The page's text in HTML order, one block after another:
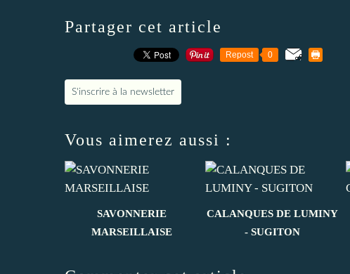
Partager cet article
Repost 0
S'inscrire à la newsletter
Vous aimerez aussi :
SAVONNERIE
MARSEILLAISE
CALANQUES DE LUMINY
- SUGITON